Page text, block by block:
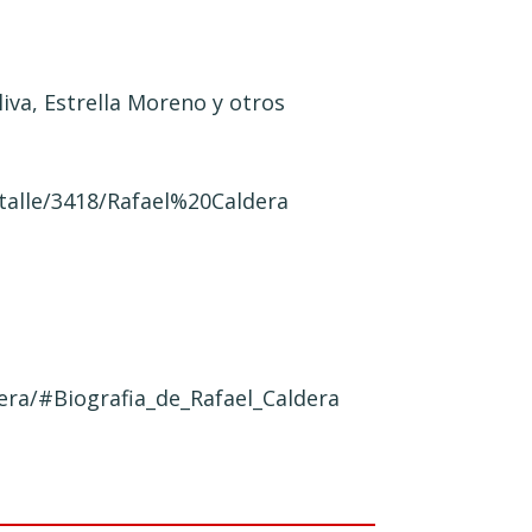
Estrella Moreno y otros
3418/Rafael%20Caldera
#Biografia_de_Rafael_Caldera